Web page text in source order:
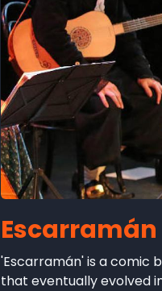
Escarramán
'Escarramán' is a comic
that eventually evolved